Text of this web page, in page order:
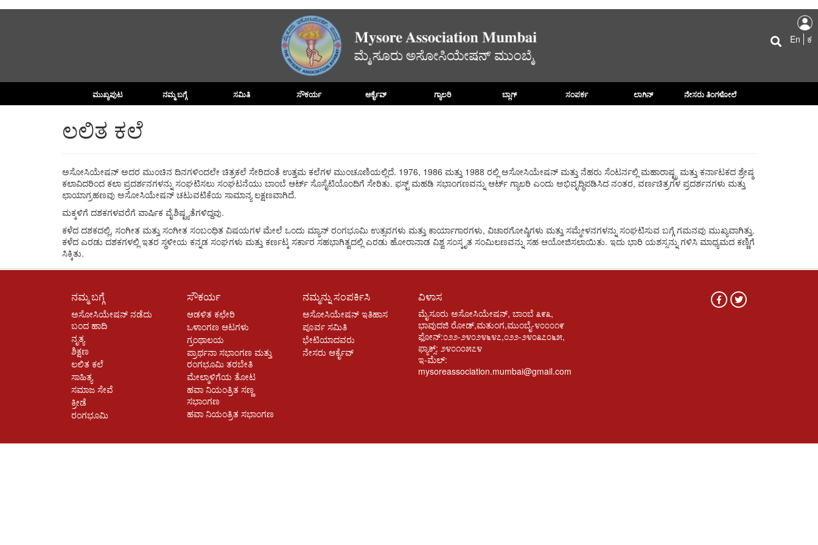
En ಕ
ಮುಖ್ಯಪುಟ ನಮ್ಮ ಬಗ್ಗೆ ಸಮಿತಿ ಸೌಕರ್ಯ ಆರ್ಕೈವ್ ಗ್ಯಾಲರಿ ಬ್ಲಾಗ್ ಸಂಪರ್ಕ ಲಾಗಿನ್ ನೇಸರು ತಿಂಗಳೋಲೆ
ಲಲಿತ ಕಲೆ
ಅಸೋಸಿಯೇಷನ್ ​​ಅದರ ಮುಂಚಿನ ದಿನಗಳಿಂದಲೇ ಚಿತ್ರಕಲೆ ಸೇರಿದಂತೆ ಉತ್ತಮ ಕಲೆಗಳ ಮುಂಚೂಣಿಯಲ್ಲಿದೆ. 1976, 1986 ಮತ್ತು 1988 ರಲ್ಲಿ ಅಸೋಸಿಯೇಷನ್ ​​ಮತ್ತು ನೆಹರು ಸೆಂಟರ್ನಲ್ಲಿ ಮಹಾರಾಷ್ಟ್ರ ಮತ್ತು ಕರ್ನಾಟಕದ ಶ್ರೇಷ್ಠ
ಕಲಾವಿದರಿಂದ ಕಲಾ ಪ್ರದರ್ಶನಗಳನ್ನು ಸಂಘಟಿಸಲು ಸಂಘಟನೆಯು ಬಾಂಬೆ ಆರ್ಟ್ ಸೊಸೈಟಿಯೊಂದಿಗೆ ಸೇರಿತು. ಫಸ್ಟ್ ಮಹಡಿ ಸಭಾಂಗಣವನ್ನು ಆರ್ಟ್ ಗ್ಯಾಲರಿ ಎಂದು ಅಭಿವೃದ್ಧಿಪಡಿಸಿದ ನಂತರ, ವರ್ಣಚಿತ್ರಗಳ ಪ್ರದರ್ಶನಗಳು ಮತ್ತು
ಛಾಯಾಗ್ರಹಣವು ಅಸೋಸಿಯೇಷನ್ ​​ಚಟುವಟಿಕೆಯ ಸಾಮಾನ್ಯ ಲಕ್ಷಣವಾಗಿದೆ.
ಮಕ್ಕಳಿಗೆ ದಶಕಗಳವರೆಗೆ ವಾರ್ಷಿಕ ವೈಶಿಷ್ಟ್ಯತೆಗಳಿದ್ದವು.
ಕಳೆದ ದಶಕದಲ್ಲಿ, ಸಂಗೀತ ಮತ್ತು ಸಂಗೀತ ಸಂಬಂಧಿತ ವಿಷಯಗಳ ಮೇಲೆ ಒಂದು ಮ್ಯಾನ್ ರಂಗಭೂಮಿ ಉತ್ಸವಗಳು ಮತ್ತು ಕಾರ್ಯಾಗಾರಗಳು, ವಿಚಾರಗೋಷ್ಠಿಗಳು ಮತ್ತು ಸಮ್ಮೇಳನಗಳನ್ನು ಸಂಘಟಿಸುವ ಬಗ್ಗೆ ಗಮನವು ಮುಖ್ಯವಾಗಿತ್ತು.
ಕಳೆದ ಎರಡು ದಶಕಗಳಲ್ಲಿ ಇತರ ಸ್ಥಳೀಯ ಕನ್ನಡ ಸಂಘಗಳು ಮತ್ತು ಕರ್ಣಟ್ಕ ಸರ್ಕಾರ ಸಹಭಾಗಿತ್ವದಲ್ಲಿ ಎರಡು ಹೋರಾನಾಡ ವಿಶ್ವ ಸಂಸ್ಕೃತ ಸಂಮಿಲಣವನ್ನು ಸಹ ಆಯೋಜಿಸಲಾಯಿತು. ಇದು ಭಾರಿ ಯಶಸ್ಸನ್ನು ಗಳಿಸಿ ಮಾಧ್ಯಮದ ಕಣ್ಣಿಗೆ
ಸಿಕ್ಕಿತು.
ನಮ್ಮ ಬಗ್ಗೆ
ಅಸೋಸಿಯೇಷನ್ ನಡೆದು
ಬಂದ ಹಾದಿ
ನೃತ್ಯ
ಶಿಕ್ಷಣ
ಲಲಿತ ಕಲೆ
ಸಾಹಿತ್ಯ
ಸಮಾಜ ಸೇವೆ
ಕ್ರೀಡೆ
ರಂಗಭೂಮಿ
ಸೌಕರ್ಯ
ಆಡಳಿತ ಕಛೇರಿ
ಒಳಾಂಗಣ ಆಟಗಳು
ಗ್ರಂಥಾಲಯ
ಪ್ರಾರ್ಥನಾ ಸಭಾಂಗಣ ಮತ್ತು
ರಂಗಭೂಮಿ ತರಬೇತಿ
ಮೇಲ್ಮಾಳಿಗೆಯ ತೋಟ
ಹವಾ ನಿಯಂತ್ರಿತ ಸಣ್ಣ
ಸಭಾಂಗಣ
ಹವಾ ನಿಯಂತ್ರಿತ ಸಭಾಂಗಣ
ನಮ್ಮನ್ನು ಸಂಪರ್ಕಿಸಿ
ಅಸೋಸಿಯೇಷನ್ ಇತಿಹಾಸ
ಪೂರ್ವ ಸಮಿತಿ
ಭೇಟಿಯಾದವರು
ನೇಸರು ಆರ್ಕೈವ್
ವಿಳಾಸ
ಮೈಸೂರು ಅಸೋಸಿಯೇಷನ್, ಬಾಂಬೆ ೩೯೩,
ಭಾವುದಜಿ ರೋಡ್,ಮತುಂಗ,ಮುಂಬೈ-೪೦೦೦೧೯
ಫೋನ್:೦೨೨-೨೪೦೨೪೬೪೭,೦೨೨-೨೪೦೩೭೦೬೫,
ಫ್ಯಾಕ್ಸ್: ೨೪೦೧೦೫೭೪
ಇ-ಮೆಲ್:
mysoreassociation.mumbai@gmail.com